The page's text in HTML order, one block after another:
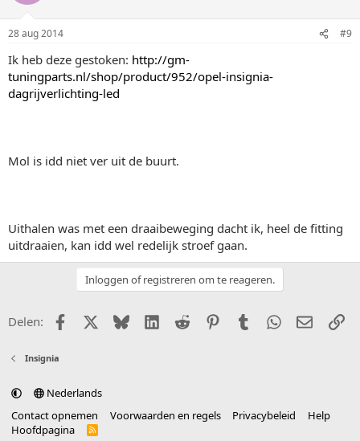
28 aug 2014 #9
Ik heb deze gestoken: http://gm-
tuningparts.nl/shop/product/952/opel-insignia-
dagrijverlichting-led
Mol is idd niet ver uit de buurt.
Uithalen was met een draaibeweging dacht ik, heel de fitting
uitdraaien, kan idd wel redelijk stroef gaan.
Inloggen of registreren om te reageren.
Delen: FacebookX (Twitter)
BlueskyLinkedIn
Reddit PinterestTumblr WhatsApp
E-mail
Insignia
Nederlands
Contact opnemen
Voorwaarden en regels Privacybeleid
Help
Hoofdpagina
R